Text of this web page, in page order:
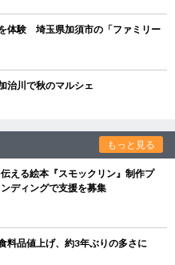
体験 埼玉県加須市の「ファミリー
治川で秋のマルシェ
もっと見る
える絵本『スモックリン』制作プ
ディングで支援を募集
料品値上げ、約3年ぶりの多さに